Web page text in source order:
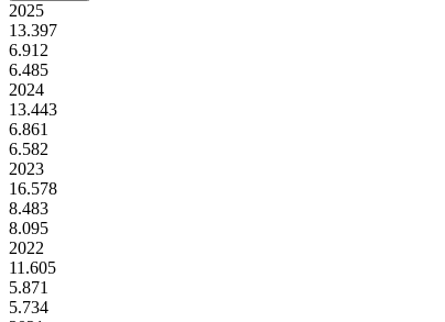
2025
13.397
6.912
6.485
2024
13.443
6.861
6.582
2023
16.578
8.483
8.095
2022
11.605
5.871
5.734